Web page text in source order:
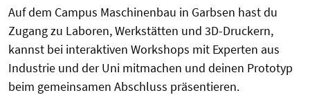
Auf dem Campus Maschinenbau in Garbsen hast du
Zugang zu Laboren, Werkstätten und 3D-Druckern,
kannst bei interaktiven Workshops mit Experten aus
Industrie und der Uni mitmachen und deinen Prototyp
beim gemeinsamen Abschluss präsentieren.